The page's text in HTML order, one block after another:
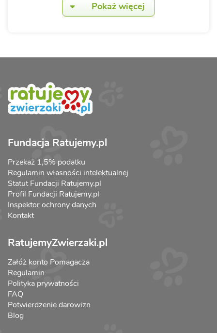
Pokaż więcej
Fundacja Ratujemy.pl
Przekaż 1,5% podatku
Regulamin własności intelektualnej
Statut Fundacji Ratujemy.pl
Profil Fundacji Ratujemy.pl
Inspektor ochrony danych
Kontakt
RatujemyZwierzaki.pl
Załóż konto Pomagacza
Regulamin
Polityka prywatności
FAQ
Potwierdzenie darowizn
Blog